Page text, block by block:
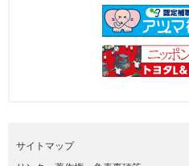
サイトマップ